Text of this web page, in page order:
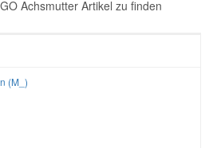
Achsmutter Artikel zu finden
(M_)